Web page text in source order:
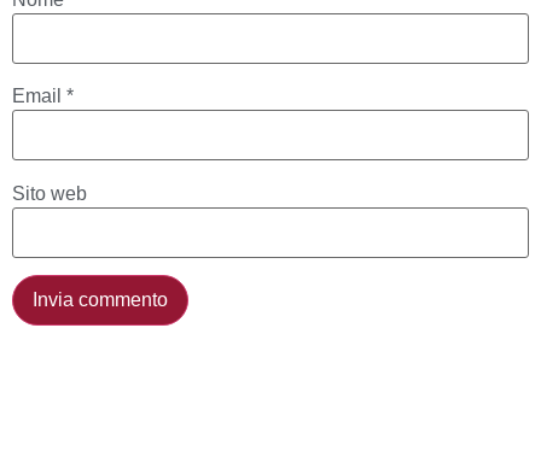
Email *
Sito web